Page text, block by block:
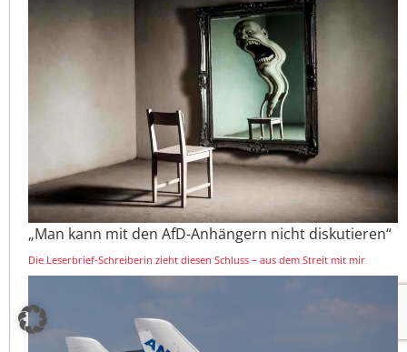
„Man kann mit den AfD-Anhängern nicht diskutieren“
Die Leserbrief-Schreiberin zieht diesen Schluss – aus dem Streit mit mir